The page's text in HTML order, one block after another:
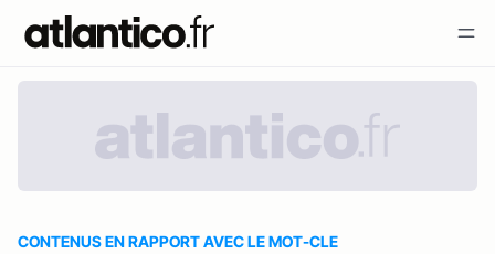
CONTENUS EN RAPPORT AVEC LE MOT-CLE